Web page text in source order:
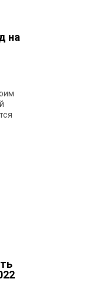
на